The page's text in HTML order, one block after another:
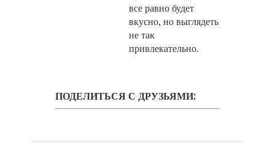
все равно будет
вкусно, но выглядеть
не так
привлекательно.
ПОДЕЛИТЬСЯ С ДРУЗЬЯМИ: